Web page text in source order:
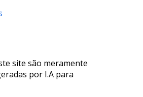
site são meramente
por I.A para